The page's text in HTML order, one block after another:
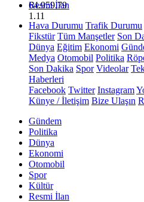
64.959,79
1.11
Resmi İlan
Hava Durumu Trafik Durumu
Fikstür Tüm Manşetler Son
Dünya Eğitim Ekonomi
Medya Otomobil Politika
Son Dakika Spor Videolar
Haberleri
Facebook Twitter Instagram
Künye / İletişim Bize Ulaşın
Gündem
Politika
Dünya
Ekonomi
Otomobil
Spor
Kültür
Resmi İlan